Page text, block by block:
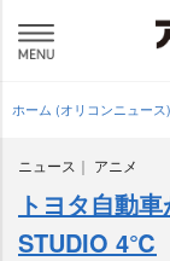
ホーム (オリコンニュース)
ニュース アニメ
トヨタ自動
STUDIO 4℃